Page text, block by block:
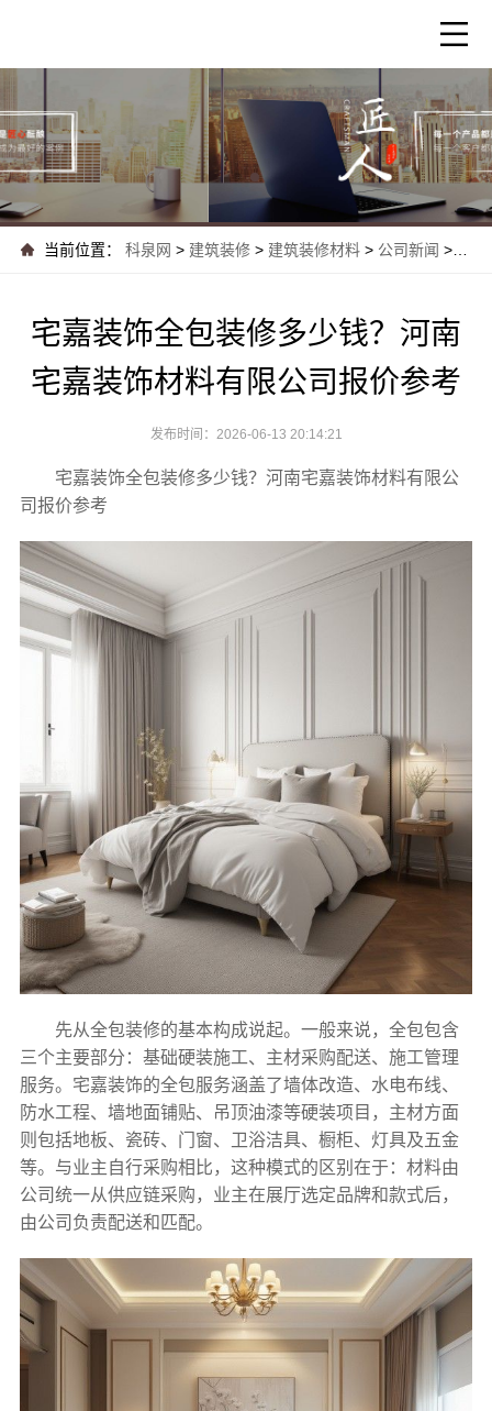
当前位置： 科泉网> 建筑装修 > 建筑装修材料> 公司新闻 >
宅嘉装饰全包装修多少钱？河南
宅嘉装饰材料有限公司报价参考
发布时间：2026-06-13 20:14:21
宅嘉装饰全包装修多少钱？河南宅嘉装饰材料有限公
司报价参考
先从全包装修的基本构成说起。一般来说，全包包含
三个主要部分：基础硬装施工、主材采购配送、施工管理
服务。宅嘉装饰的全包服务涵盖了墙体改造、水电布线、
防水工程、墙地面铺贴、吊顶油漆等硬装项目，主材方面
则包括地板、瓷砖、门窗、卫浴洁具、橱柜、灯具及五金
等。与业主自行采购相比，这种模式的区别在于：材料由
公司统一从供应链采购，业主在展厅选定品牌和款式后，
由公司负责配送和匹配。